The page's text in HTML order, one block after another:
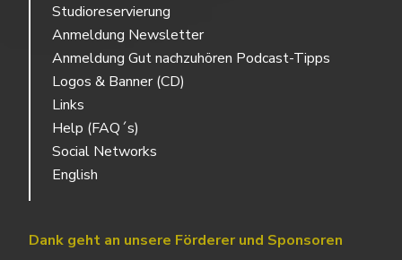
Studioreservierung
Anmeldung Newsletter
Anmeldung Gut nachzuhören Podcast-Tipps
Logos & Banner (CD)
Links
Help (FAQ´s)
Social Networks
English
Dank geht an unsere Förderer und Sponsoren